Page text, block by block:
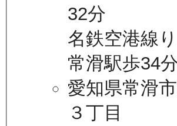
32分
名鉄空港線
常滑駅歩34
愛知県常滑
３丁目